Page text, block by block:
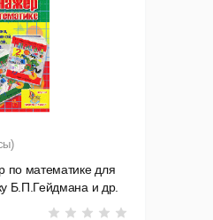
по математике для
Б.П.Гейдмана и др.